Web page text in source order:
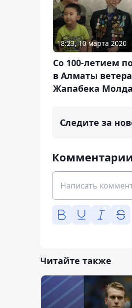
18:23, 10 марта 2020
Со 100-летием
в Алматы
Жапабека
Следите за
Читайте также